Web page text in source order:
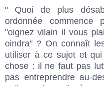
" Quoi de plus
ordonnée commence
"oignez vilain il vous
oindra" ? On connaît
utiliser à ce sujet et
chose : il ne faut pas
pas entreprendre au-